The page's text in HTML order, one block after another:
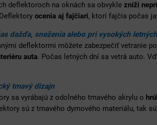
deflektoroch na oknách sa obvykle zníži
ocenia aj fajčiari, ktorí fajčia počas
dažďa, sneženia alebo pri vysokých
deflektormi môžete zabezpečiť vetranie
auta. Počas letných dní sa vetrá auto.
tmavý dizajn
sa vyrábajú z odolného tmavého akrylu o
sú z tmavého dymového materiálu, tak